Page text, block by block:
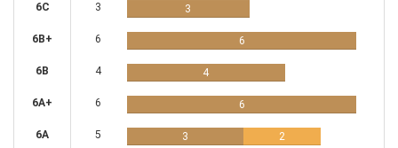
6C 3 3
6B+ 6 6
6B 4 4
6A+ 6 6
6A 5 3 2